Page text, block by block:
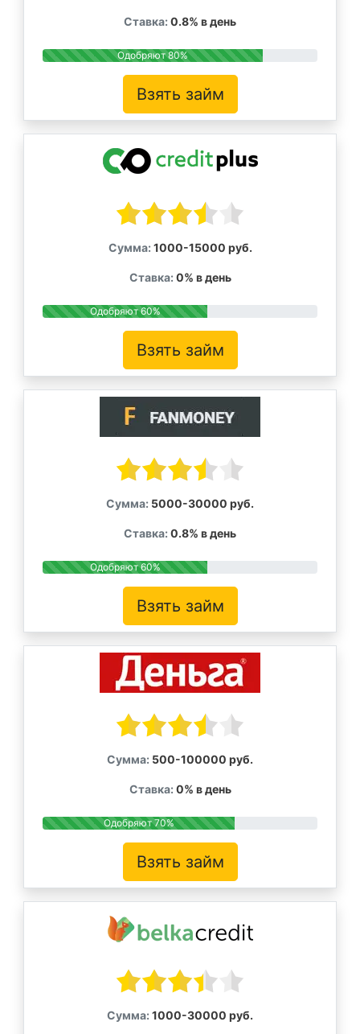
Ставка: 0.8% в день
Одобряют 80%
Взять займ
Сумма: 1000-15000 руб.
Ставка: 0% в день
Одобряют 60%
Взять займ
Сумма: 5000-30000 руб.
Ставка: 0.8% в день
Одобряют 60%
Взять займ
Сумма: 500-100000 руб.
Ставка: 0% в день
Одобряют 70%
Взять займ
Сумма: 1000-30000 руб.